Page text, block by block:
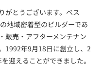
がとうございます。ベス
地域密着型のビルダーであ
販売・アフターメンテナン
1992年9月18日に創立し、2
迎えることができました。